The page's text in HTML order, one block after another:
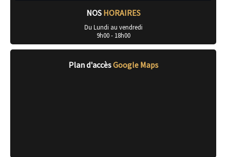
NOS HORAIRES
Du Lundi au vendredi
9h00 - 18h00
Plan d'accèsGoogle Maps